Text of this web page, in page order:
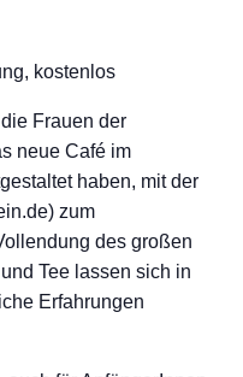
kostenlos
Frauen der
neue Café im
haben, mit der
zum
des großen
Tee lassen sich in
Erfahrungen